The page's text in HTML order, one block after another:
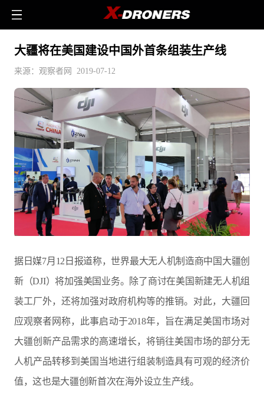
大疆将在美国建设中国外首条组装生产线
来源：观察者网 2019-07-12
据日媒7月12日报道称，世界最大无人机制造商中国大疆创
新（DJI）将加强美国业务。除了商讨在美国新建无人机组
装工厂外，还将加强对政府机构等的推销。对此，大疆回
应观察者网称，此事启动于2018年，旨在满足美国市场对
大疆创新产品需求的高速增长，将销往美国市场的部分无
人机产品转移到美国当地进行组装制造具有可观的经济价
值，这也是大疆创新首次在海外设立生产线。